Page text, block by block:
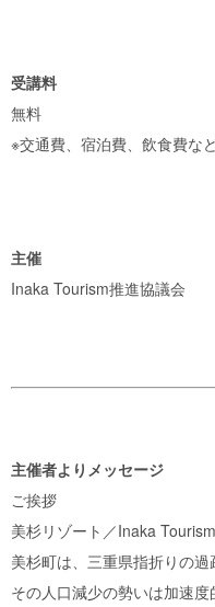
受講料
無料
※交通費、宿泊費、飲食費な
主催
Inaka Tourism推進協議会
主催者よりメッセージ
ご挨拶
美杉リゾート／Inaka
美杉町は、三重県指折りの過
その人口減少の勢いは加速